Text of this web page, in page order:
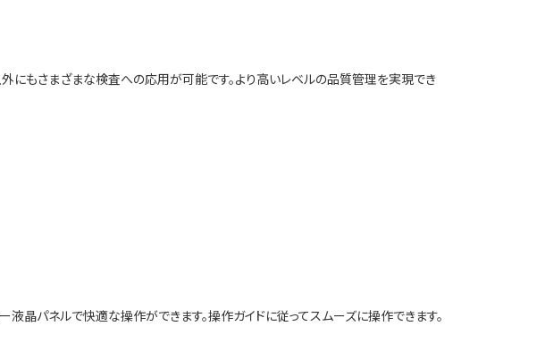
にもさまざまな検査への応用が可能です。より高いレベルの品質管理を実現でき
晶パネルで快適な操作ができます。操作ガイドに従ってスムーズに操作できます。